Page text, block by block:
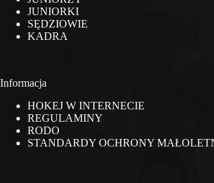
JUNIORKI
SĘDZIOWIE
KADRA
Informacja
HOKEJ W INTERNECIE
REGULAMINY
RODO
STANDARDY OCHRONY